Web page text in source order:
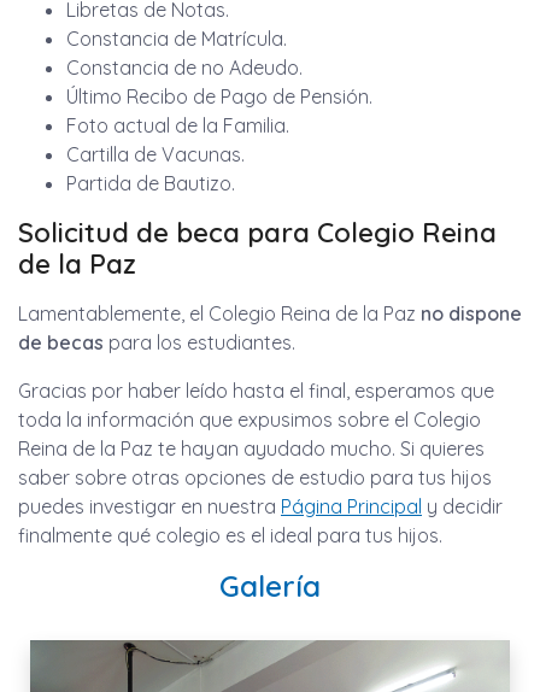
Libretas de Notas.
Constancia de Matrícula.
Constancia de no Adeudo.
Último Recibo de Pago de Pensión.
Foto actual de la Familia.
Cartilla de Vacunas.
Partida de Bautizo.
Solicitud de beca para Colegio Reina
de la Paz
Lamentablemente, el Colegio Reina de la Paz no dispone
de becas para los estudiantes.
Gracias por haber leído hasta el final, esperamos que
toda la información que expusimos sobre el Colegio
Reina de la Paz te hayan ayudado mucho. Si quieres
saber sobre otras opciones de estudio para tus hijos
puedes investigar en nuestra Página Principal y decidir
finalmente qué colegio es el ideal para tus hijos.
Galería